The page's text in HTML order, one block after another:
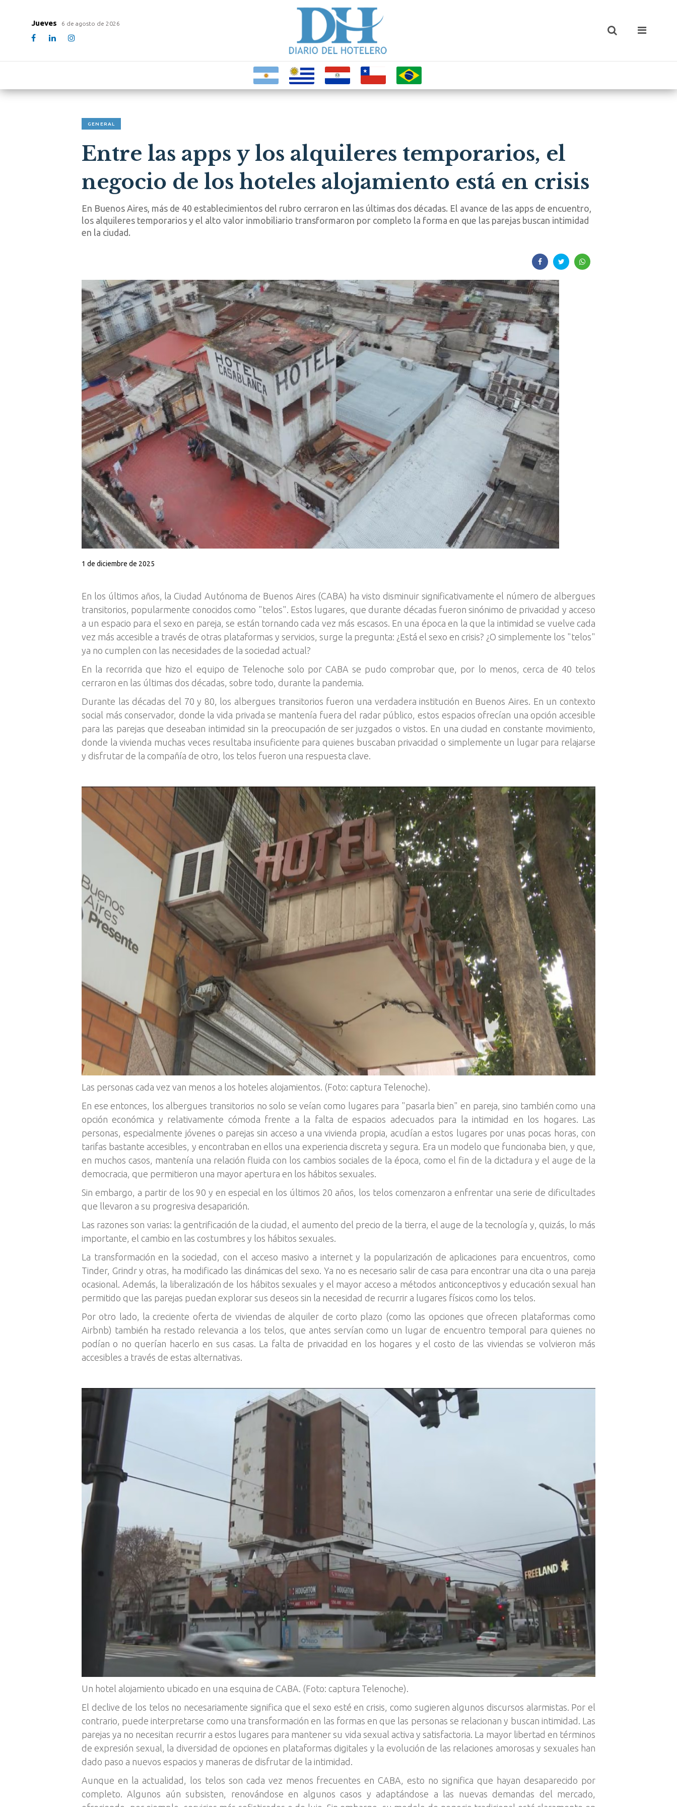
Jueves 6 de agosto de 2026
GENERAL
Entre las apps y los alquileres temporarios, el
negocio de los hoteles alojamiento está en crisis
En Buenos Aires, más de 40 establecimientos del rubro cerraron en las últimas dos décadas. El avance de las apps de encuentro,
los alquileres temporarios y el alto valor inmobiliario transformaron por completo la forma en que las parejas buscan intimidad
en la ciudad.
1 de diciembre de 2025
En los últimos años, la Ciudad Autónoma de Buenos Aires (CABA) ha visto disminuir significativamente el número de albergues
transitorios, popularmente conocidos como "telos". Estos lugares, que durante décadas fueron sinónimo de privacidad y acceso
a un espacio para el sexo en pareja, se están tornando cada vez más escasos. En una época en la que la intimidad se vuelve cada
vez más accesible a través de otras plataformas y servicios, surge la pregunta: ¿Está el sexo en crisis? ¿O simplemente los "telos"
ya no cumplen con las necesidades de la sociedad actual?
En la recorrida que hizo el equipo de Telenoche solo por CABA se pudo comprobar que, por lo menos, cerca de 40 telos
cerraron en las últimas dos décadas, sobre todo, durante la pandemia.
Durante las décadas del 70 y 80, los albergues transitorios fueron una verdadera institución en Buenos Aires. En un contexto
social más conservador, donde la vida privada se mantenía fuera del radar público, estos espacios ofrecían una opción accesible
para las parejas que deseaban intimidad sin la preocupación de ser juzgados o vistos. En una ciudad en constante movimiento,
donde la vivienda muchas veces resultaba insuficiente para quienes buscaban privacidad o simplemente un lugar para relajarse
y disfrutar de la compañía de otro, los telos fueron una respuesta clave.
Las personas cada vez van menos a los hoteles alojamientos. (Foto: captura Telenoche).
En ese entonces, los albergues transitorios no solo se veían como lugares para "pasarla bien" en pareja, sino también como una
opción económica y relativamente cómoda frente a la falta de espacios adecuados para la intimidad en los hogares. Las
personas, especialmente jóvenes o parejas sin acceso a una vivienda propia, acudían a estos lugares por unas pocas horas, con
tarifas bastante accesibles, y encontraban en ellos una experiencia discreta y segura. Era un modelo que funcionaba bien, y que,
en muchos casos, mantenía una relación fluida con los cambios sociales de la época, como el fin de la dictadura y el auge de la
democracia, que permitieron una mayor apertura en los hábitos sexuales.
Sin embargo, a partir de los 90 y en especial en los últimos 20 años, los telos comenzaron a enfrentar una serie de dificultades
que llevaron a su progresiva desaparición.
Las razones son varias: la gentrificación de la ciudad, el aumento del precio de la tierra, el auge de la tecnología y, quizás, lo más
importante, el cambio en las costumbres y los hábitos sexuales.
La transformación en la sociedad, con el acceso masivo a internet y la popularización de aplicaciones para encuentros, como
Tinder, Grindr y otras, ha modificado las dinámicas del sexo. Ya no es necesario salir de casa para encontrar una cita o una pareja
ocasional. Además, la liberalización de los hábitos sexuales y el mayor acceso a métodos anticonceptivos y educación sexual han
permitido que las parejas puedan explorar sus deseos sin la necesidad de recurrir a lugares físicos como los telos.
Por otro lado, la creciente oferta de viviendas de alquiler de corto plazo (como las opciones que ofrecen plataformas como
Airbnb) también ha restado relevancia a los telos, que antes servían como un lugar de encuentro temporal para quienes no
podían o no querían hacerlo en sus casas. La falta de privacidad en los hogares y el costo de las viviendas se volvieron más
accesibles a través de estas alternativas.
Un hotel alojamiento ubicado en una esquina de CABA. (Foto: captura Telenoche).
El declive de los telos no necesariamente significa que el sexo esté en crisis, como sugieren algunos discursos alarmistas. Por el
contrario, puede interpretarse como una transformación en las formas en que las personas se relacionan y buscan intimidad. Las
parejas ya no necesitan recurrir a estos lugares para mantener su vida sexual activa y satisfactoria. La mayor libertad en términos
de expresión sexual, la diversidad de opciones en plataformas digitales y la evolución de las relaciones amorosas y sexuales han
dado paso a nuevos espacios y maneras de disfrutar de la intimidad.
Aunque en la actualidad, los telos son cada vez menos frecuentes en CABA, esto no significa que hayan desaparecido por
completo. Algunos aún subsisten, renovándose en algunos casos y adaptándose a las nuevas demandas del mercado,